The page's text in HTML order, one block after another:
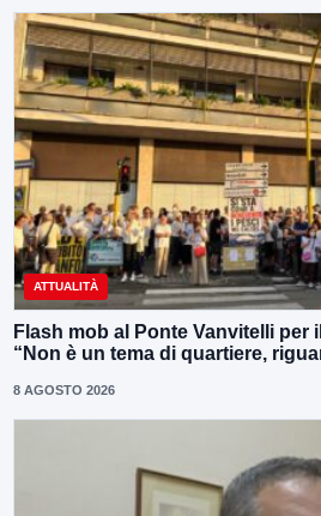
ATTUALITÀ
Flash mob al Ponte Vanvitelli per
“Non è un tema di quartiere,
8 AGOSTO 2026